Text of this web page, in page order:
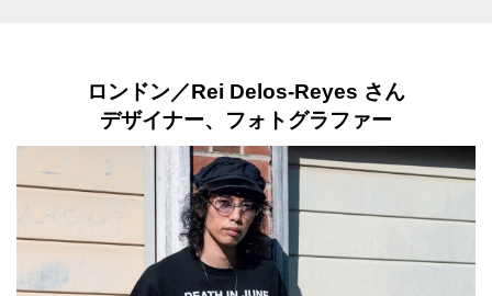
ロンドン／Rei Delos-Reyes さん
デザイナー、フォトグラファー